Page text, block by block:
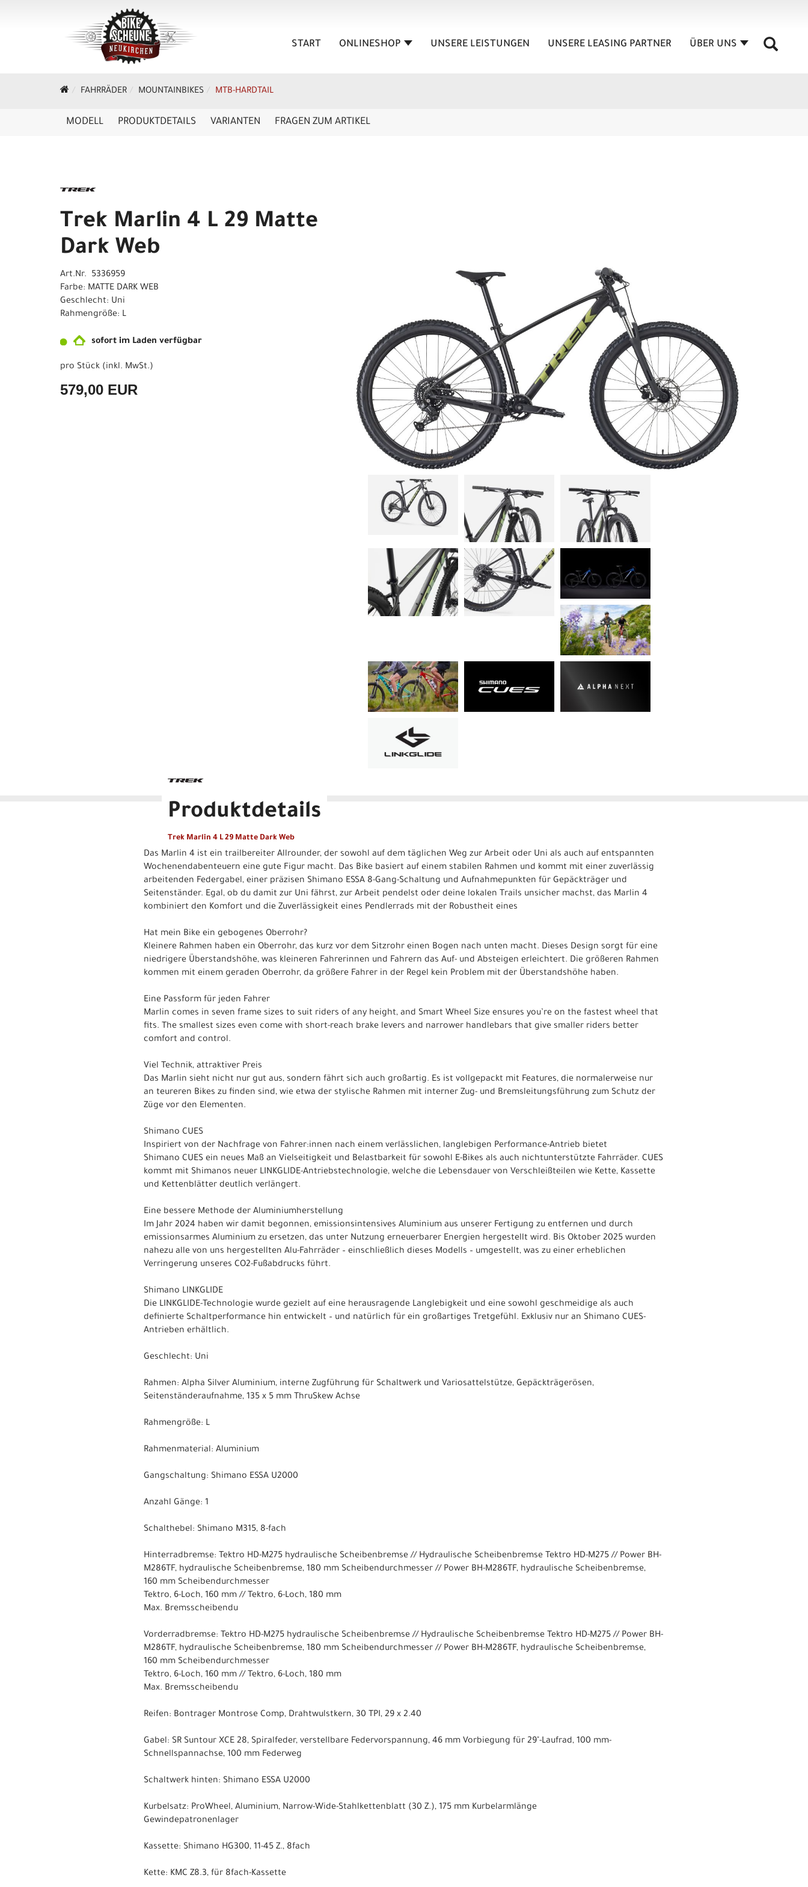
START ONLINESHOP UNSERE LEISTUNGEN UNSERE LEASING PARTNER ÜBER UNS
FAHRRÄDER MOUNTAINBIKES MTB-HARDTAIL
MODELL PRODUKTDETAILS VARIANTEN FRAGEN ZUM ARTIKEL
Trek Marlin 4 L 29 Matte
Dark Web
Art.Nr. 5336959
Farbe: MATTE DARK WEB
Geschlecht: Uni
Rahmengröße: L
sofort im Laden verfügbar
pro Stück (inkl. MwSt.)
579,00 EUR
Produktdetails
Trek Marlin 4 L 29 Matte Dark Web
Das Marlin 4 ist ein trailbereiter Allrounder, der sowohl auf dem täglichen Weg zur Arbeit oder Uni als auch auf entspannten
Wochenendabenteuern eine gute Figur macht. Das Bike basiert auf einem stabilen Rahmen und kommt mit einer zuverlässig
arbeitenden Federgabel, einer präzisen Shimano ESSA 8-Gang-Schaltung und Aufnahmepunkten für Gepäckträger und
Seitenständer. Egal, ob du damit zur Uni fährst, zur Arbeit pendelst oder deine lokalen Trails unsicher machst, das Marlin 4
kombiniert den Komfort und die Zuverlässigkeit eines Pendlerrads mit der Robustheit eines
Hat mein Bike ein gebogenes Oberrohr?
Kleinere Rahmen haben ein Oberrohr, das kurz vor dem Sitzrohr einen Bogen nach unten macht. Dieses Design sorgt für eine
niedrigere Überstandshöhe, was kleineren Fahrerinnen und Fahrern das Auf- und Absteigen erleichtert. Die größeren Rahmen
kommen mit einem geraden Oberrohr, da größere Fahrer in der Regel kein Problem mit der Überstandshöhe haben.
Eine Passform für jeden Fahrer
Marlin comes in seven frame sizes to suit riders of any height, and Smart Wheel Size ensures you’re on the fastest wheel that
fits. The smallest sizes even come with short-reach brake levers and narrower handlebars that give smaller riders better
comfort and control.
Viel Technik, attraktiver Preis
Das Marlin sieht nicht nur gut aus, sondern fährt sich auch großartig. Es ist vollgepackt mit Features, die normalerweise nur
an teureren Bikes zu finden sind, wie etwa der stylische Rahmen mit interner Zug- und Bremsleitungsführung zum Schutz der
Züge vor den Elementen.
Shimano CUES
Inspiriert von der Nachfrage von Fahrer:innen nach einem verlässlichen, langlebigen Performance-Antrieb bietet
Shimano CUES ein neues Maß an Vielseitigkeit und Belastbarkeit für sowohl E-Bikes als auch nichtunterstützte Fahrräder. CUES
kommt mit Shimanos neuer LINKGLIDE-Antriebstechnologie, welche die Lebensdauer von Verschleißteilen wie Kette, Kassette
und Kettenblätter deutlich verlängert.
Eine bessere Methode der Aluminiumherstellung
Im Jahr 2024 haben wir damit begonnen, emissionsintensives Aluminium aus unserer Fertigung zu entfernen und durch
emissionsarmes Aluminium zu ersetzen, das unter Nutzung erneuerbarer Energien hergestellt wird. Bis Oktober 2025 wurden
nahezu alle von uns hergestellten Alu-Fahrräder – einschließlich dieses Modells – umgestellt, was zu einer erheblichen
Verringerung unseres CO2-Fußabdrucks führt.
Shimano LINKGLIDE
Die LINKGLIDE-Technologie wurde gezielt auf eine herausragende Langlebigkeit und eine sowohl geschmeidige als auch
definierte Schaltperformance hin entwickelt – und natürlich für ein großartiges Tretgefühl. Exklusiv nur an Shimano CUES-
Antrieben erhältlich.
Geschlecht: Uni
Rahmen: Alpha Silver Aluminium, interne Zugführung für Schaltwerk und Variosattelstütze, Gepäckträgerösen,
Seitenständeraufnahme, 135 x 5 mm ThruSkew Achse
Rahmengröße: L
Rahmenmaterial: Aluminium
Gangschaltung: Shimano ESSA U2000
Anzahl Gänge: 1
Schalthebel: Shimano M315, 8-fach
Hinterradbremse: Tektro HD-M275 hydraulische Scheibenbremse // Hydraulische Scheibenbremse Tektro HD-M275 // Power BH-
M286TF, hydraulische Scheibenbremse, 180 mm Scheibendurchmesser // Power BH-M286TF, hydraulische Scheibenbremse,
160 mm Scheibendurchmesser
Tektro, 6-Loch, 160 mm // Tektro, 6-Loch, 180 mm
Max. Bremsscheibendu
Vorderradbremse: Tektro HD-M275 hydraulische Scheibenbremse // Hydraulische Scheibenbremse Tektro HD-M275 // Power BH-
M286TF, hydraulische Scheibenbremse, 180 mm Scheibendurchmesser // Power BH-M286TF, hydraulische Scheibenbremse,
160 mm Scheibendurchmesser
Tektro, 6-Loch, 160 mm // Tektro, 6-Loch, 180 mm
Max. Bremsscheibendu
Reifen: Bontrager Montrose Comp, Drahtwulstkern, 30 TPI, 29 x 2.40
Gabel: SR Suntour XCE 28, Spiralfeder, verstellbare Federvorspannung, 46 mm Vorbiegung für 29"-Laufrad, 100 mm-
Schnellspannachse, 100 mm Federweg
Schaltwerk hinten: Shimano ESSA U2000
Kurbelsatz: ProWheel, Aluminium, Narrow-Wide-Stahlkettenblatt (30 Z.), 175 mm Kurbelarmlänge
Gewindepatronenlager
Kassette: Shimano HG300, 11-45 Z., 8fach
Kette: KMC Z8.3, für 8fach-Kassette